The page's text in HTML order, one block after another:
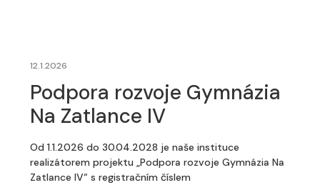
12.1.2026
Podpora rozvoje Gymnázia
Na Zatlance IV
Od 1.1.2026 do 30.04.2028 je naše instituce
realizátorem projektu „Podpora rozvoje Gymnázia Na
Zatlance IV“ s registračním číslem